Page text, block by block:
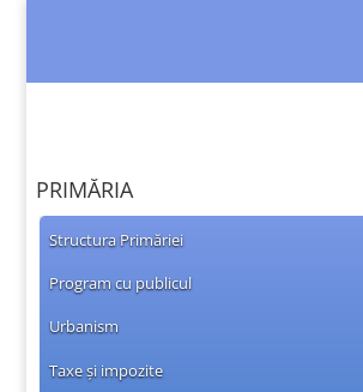
PRIMĂRIA
Structura Primăriei
Program cu publicul
Urbanism
Taxe și impozite